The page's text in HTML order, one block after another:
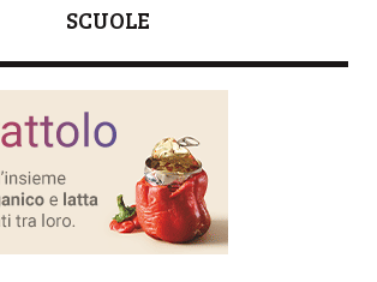
SCUOLE